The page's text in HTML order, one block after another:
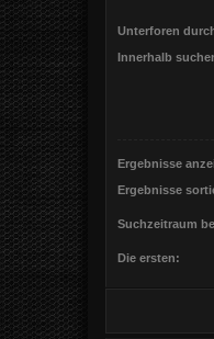
Unterforen
Innerhalb
Ergebnisse
Ergebnisse
Suchzeitraum
Die ersten: